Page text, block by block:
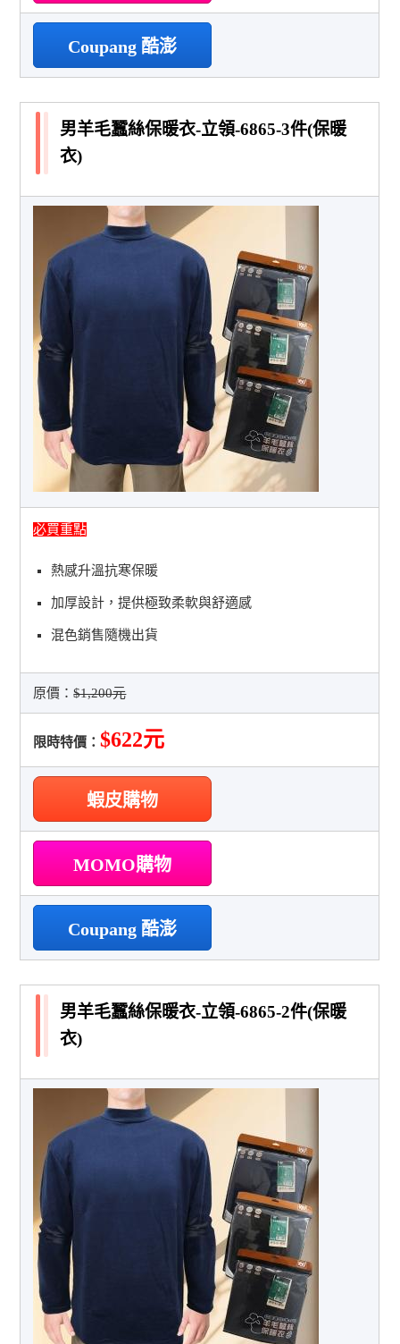
Coupang 酷澎
男羊毛蠶絲保暖衣-立領-6865-3件(保暖
衣)
必買重點
熱感升溫抗寒保暖
加厚設計，提供極致柔軟與舒適感
混色銷售隨機出貨
原價：$1,200元
限時特價：$622元
蝦皮購物
MOMO購物
Coupang 酷澎
男羊毛蠶絲保暖衣-立領-6865-2件(保暖
衣)